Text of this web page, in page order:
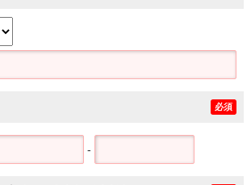
必須
-